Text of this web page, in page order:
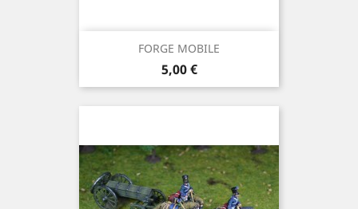
FORGE MOBILE
Prix
5,00 €